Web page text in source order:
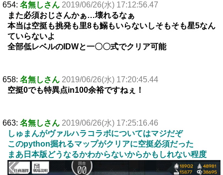
654: 名無しさん 2019/06/26(水) 17:12:56.47
また必須おじさんかぁ…壊れるなぁ
本当は空挺も挑発も里8も鰯もいらないしそもそも星5なん
ていらないよ
全部低レベルのIDWと一〇〇式でクリア可能
658: 名無しさん 2019/06/26(水) 17:20:45.44
空挺0でも特異点in100余裕ですねぇ！
663: 名無しさん 2019/06/26(水) 17:25:16.46
しゅまんがヴァルハラコラボについてはマジだぞ
このpython掘れるマップがクリアに空挺必須だった
まあ日本版どうなるかわからないからかもしれない程度